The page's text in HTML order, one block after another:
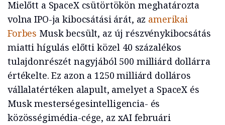
Mielőtt a SpaceX csütörtökön meghatározta
volna IPO-ja kibocsátási árát, az amerikai
Forbes Musk becsült, az új részvénykibocsátás
miatti hígulás előtti közel 40 százalékos
tulajdonrészét nagyjából 500 milliárd dollárra
értékelte. Ez azon a 1250 milliárd dolláros
vállalatértéken alapult, amelyet a SpaceX és
Musk mesterségesintelligencia- és
közösségimédia-cége, az xAI februári